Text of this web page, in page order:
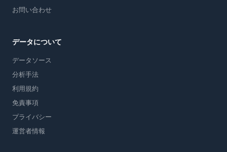
お問い合わせ
データについて
データソース
分析手法
利用規約
免責事項
プライバシー
運営者情報